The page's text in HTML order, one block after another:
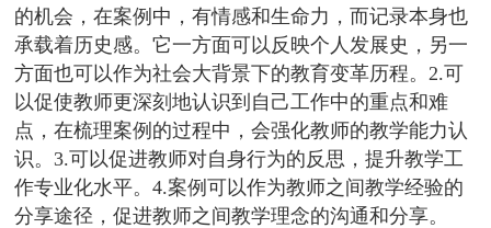
的机会，在案例中，有情感和生命力，而记录本身也
承载着历史感。它一方面可以反映个人发展史，另一
方面也可以作为社会大背景下的教育变革历程。2.可
以促使教师更深刻地认识到自己工作中的重点和难
点，在梳理案例的过程中，会强化教师的教学能力认
识。3.可以促进教师对自身行为的反思，提升教学工
作专业化水平。4.案例可以作为教师之间教学经验的
分享途径，促进教师之间教学理念的沟通和分享。